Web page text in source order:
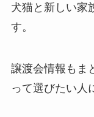
犬猫と新しい家
す。
譲渡会情報もま
って選びたい人